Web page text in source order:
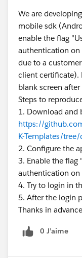
We are
mobile sdk
enable the flag
authentication on
due to a
client certificate).
blank screen
Steps to
1. Download and
https://
K-Templates/
2. Configure the
3. Enable the flag
authentication on
4. Try to login in
5. After the login
Thanks in advance
0 J’aime